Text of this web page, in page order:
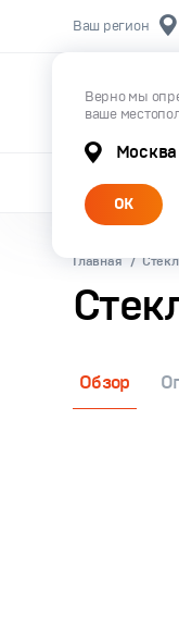
Ваш регион
Верно мы
ваше
Москва
ОК
Первый
Все категории
Главная
Обзор